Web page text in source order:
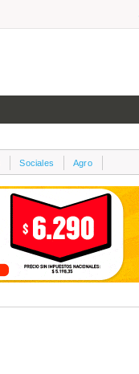
Sociales Agro